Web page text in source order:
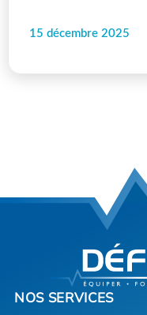
15 décembre 2025